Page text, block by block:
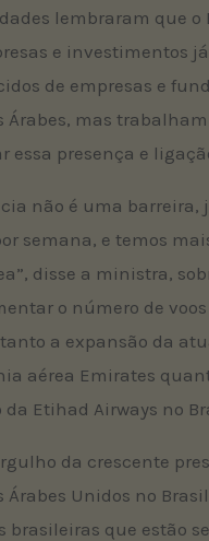
lembraram que o
e investimentos
de empresas e
Árabes, mas
essa presença e
não é uma barreira,
semana, e temos
disse a ministra,
o número de
a expansão da
aérea Emirates
da Etihad Airways no
da crescente
Árabes Unidos no
brasileiras que estão se